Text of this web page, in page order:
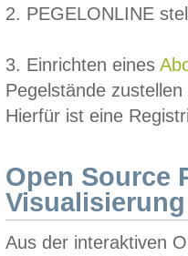
2. PEGELONLINE
3. Einrichten eines
Pegelstände
Hierfür ist eine
Open Source
Visualisierung
Aus der interaktiven